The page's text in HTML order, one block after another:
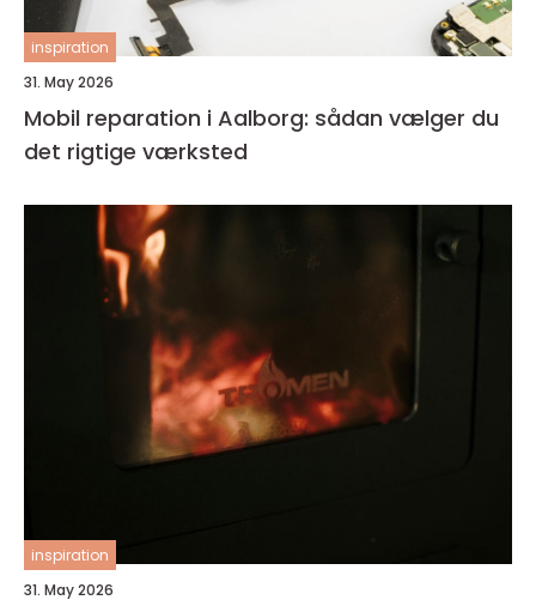
inspiration
31. May 2026
Mobil reparation i Aalborg: sådan vælger du
det rigtige værksted
inspiration
31. May 2026